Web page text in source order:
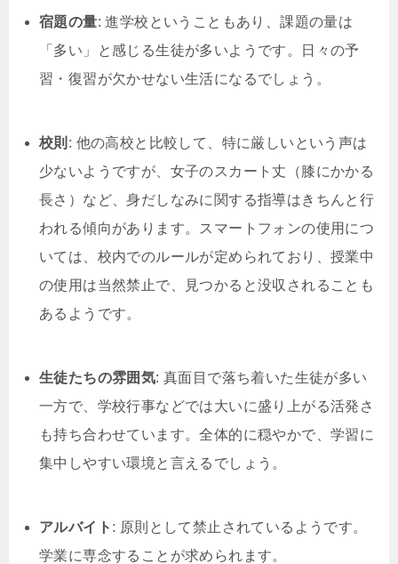
宿題の量: 進学校ということもあり、課題の量は
「多い」と感じる生徒が多いようです。日々の予
習・復習が欠かせない生活になるでしょう。
校則 : 他の高校と比較して、特に厳しいという声は
少ないようですが、女子のスカート丈（膝にかかる
長さ）など、身だしなみに関する指導はきちんと行
われる傾向があります。スマートフォンの使用につ
いては、校内でのルールが定められており、授業中
の使用は当然禁止で、見つかると没収されることも
あるようです。
生徒たちの雰囲気: 真面目で落ち着いた生徒が多い
一方で、学校行事などでは大いに盛り上がる活発さ
も持ち合わせています。全体的に穏やかで、学習に
集中しやすい環境と言えるでしょう。
アルバイト : 原則として禁止されているようです。
学業に専念することが求められます。